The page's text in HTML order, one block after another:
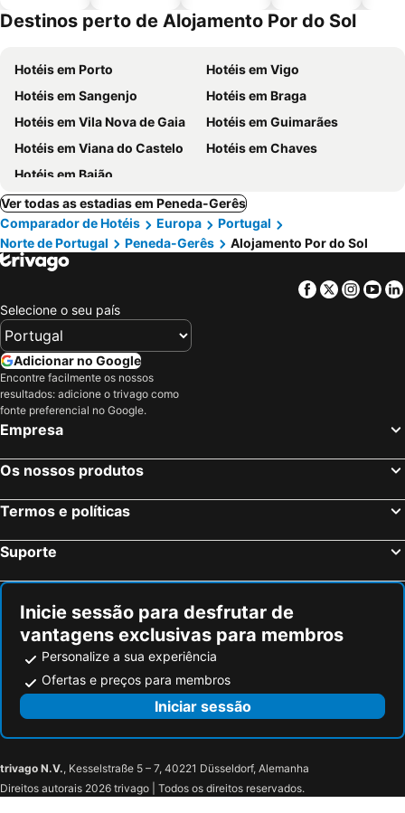
Destinos perto de Alojamento Por do Sol
Hotéis em Porto
Hotéis em Vigo
Hotéis em Sangenjo
Hotéis em Braga
Hotéis em Vila Nova de Gaia
Hotéis em Guimarães
Hotéis em Viana do Castelo
Hotéis em Chaves
Hotéis em Baião
Ver todas as estadias em Peneda-Gerês
Comparador de Hotéis
Europa
Portugal
Norte de Portugal
Peneda-Gerês Alojamento Por do Sol
Facebook
Twitter
Selecione o seu país
Adicionar no Google
Encontre facilmente os nossos
resultados: adicione o trivago como
fonte preferencial no Google.
Empresa
Os nossos produtos
Termos e políticas
Suporte
Inicie sessão para desfrutar de
vantagens exclusivas para membros
Personalize a sua experiência
Ofertas e preços para membros
Iniciar sessão
trivago N.V., Kesselstraße 5 – 7, 40221 Düsseldorf, Alemanha
Direitos autorais 2026 trivago | Todos os direitos reservados.